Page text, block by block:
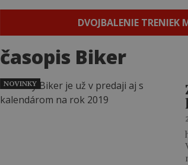
DVOJBALENIE TRENIEK
časopis Biker
NOVINKY